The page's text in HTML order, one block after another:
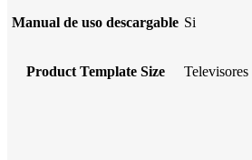
Manual de uso descargable Si
Product Template Size